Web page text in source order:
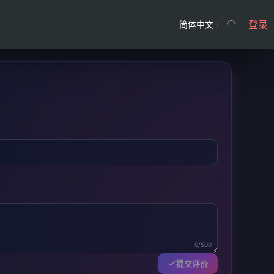
简体中文 / 登录
0/500
提交评价